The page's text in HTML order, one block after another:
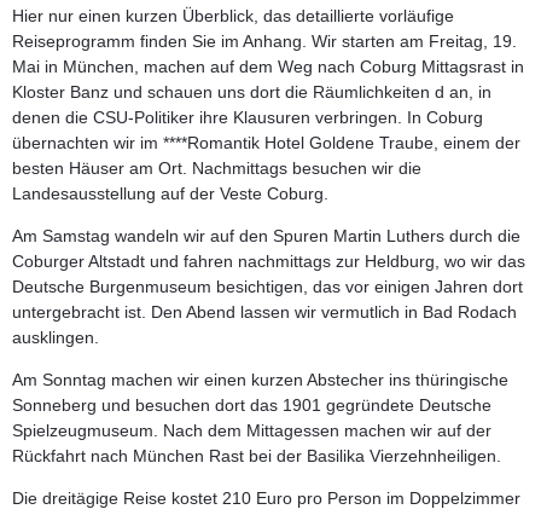
Hier nur einen kurzen Überblick, das detaillierte vorläufige
Reiseprogramm finden Sie im Anhang. Wir starten am Freitag, 19.
Mai in München, machen auf dem Weg nach Coburg Mittagsrast in
Kloster Banz und schauen uns dort die Räumlichkeiten d an, in
denen die CSU-Politiker ihre Klausuren verbringen. In Coburg
übernachten wir im ****Romantik Hotel Goldene Traube, einem der
besten Häuser am Ort. Nachmittags besuchen wir die
Landesausstellung auf der Veste Coburg.
Am Samstag wandeln wir auf den Spuren Martin Luthers durch die
Coburger Altstadt und fahren nachmittags zur Heldburg, wo wir das
Deutsche Burgenmuseum besichtigen, das vor einigen Jahren dort
untergebracht ist. Den Abend lassen wir vermutlich in Bad Rodach
ausklingen.
Am Sonntag machen wir einen kurzen Abstecher ins thüringische
Sonneberg und besuchen dort das 1901 gegründete Deutsche
Spielzeugmuseum. Nach dem Mittagessen machen wir auf der
Rückfahrt nach München Rast bei der Basilika Vierzehnheiligen.
Die dreitägige Reise kostet 210 Euro pro Person im Doppelzimmer